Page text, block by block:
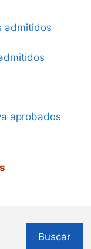
admitidos
aprobados
Buscar